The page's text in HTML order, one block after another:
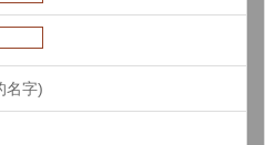
名字)